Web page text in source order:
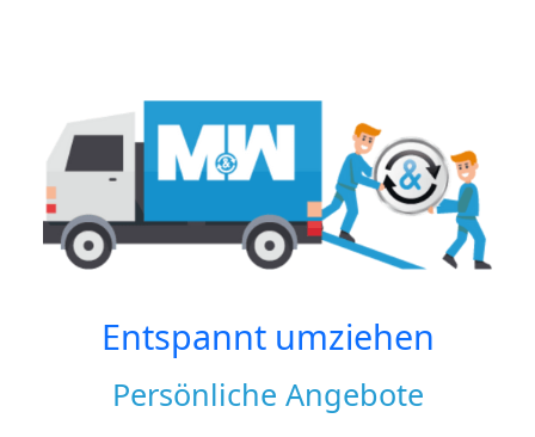
Entspannt umziehen
Persönliche Angebote